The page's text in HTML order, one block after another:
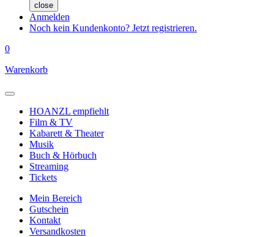
close
Anmelden
Noch kein Kundenkonto? Jetzt registrieren.
0
Warenkorb
HOANZL empfiehlt
Film & TV
Kabarett & Theater
Musik
Buch & Hörbuch
Streaming
Tickets
Mein Bereich
Gutschein
Kontakt
Versandkosten